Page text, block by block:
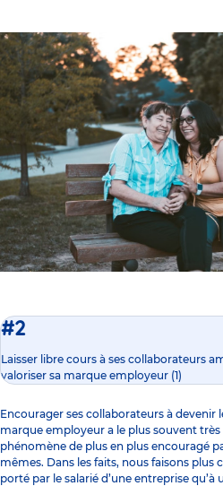
#2
Laisser libre cours à ses collaborateurs
valoriser sa marque employeur (1)
Encourager ses collaborateurs à devenir
marque employeur a le plus souvent très
phénomène de plus en plus encouragé
mêmes. Dans les faits, nous faisons plus
porté par le salarié d’une entreprise qu’à